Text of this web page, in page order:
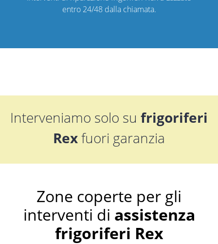
entro 24/48 dalla chiamata.
Interveniamo solo su frigoriferi
Rexfuori garanzia
Zone coperte per gli
interventi di assistenza
frigoriferi Rex